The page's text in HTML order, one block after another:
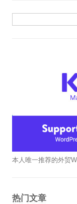
本人唯一推荐的外贸
热门文章